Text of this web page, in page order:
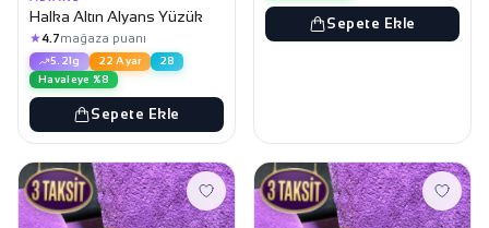
Halka Altın Alyans Yüzük
★4.7mağaza puanı
5.21g 22 Ayar
28
Havaleye %8
Sepete Ekle
Sepete Ekle